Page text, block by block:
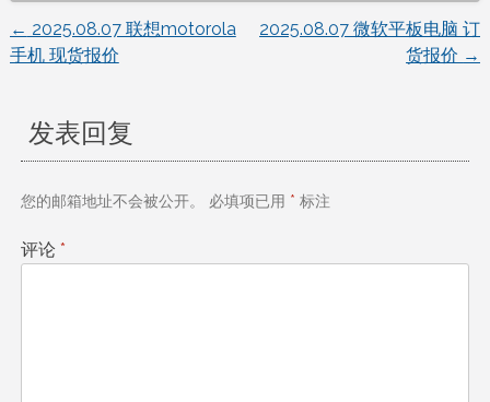
文
导
航
← 2025.08.07 联想motorola
手机 现货报价
2025.08.07 微软平板电脑 订
货报价 →
发表回复
您的邮箱地址不会被公开。 必填项已用 * 标注
评论 *